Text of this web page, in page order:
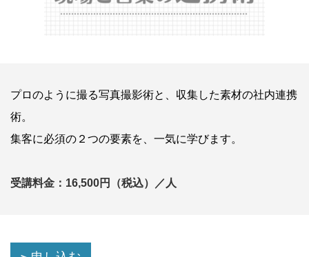
プロのように撮る写真撮影術と、収集した素材の社内連携
術。
集客に必須の２つの要素を、一気に学びます。
受講料金：16,500円（税込）／人